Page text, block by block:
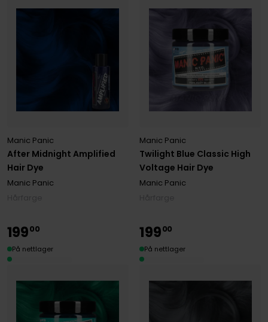
After Midnight Amplified
Hair Dye
Manic Panic
Manic Panic
Twilight Blue Classic High
Voltage Hair Dye
Manic Panic
Manic Panic
19900
På nettlager
19900
På nettlager